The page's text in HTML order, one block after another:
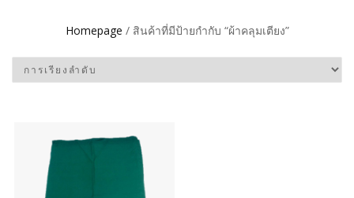
Homepage / สินค้าที่มีป้ายกำกับ “ผ้าคลุมเตียง”